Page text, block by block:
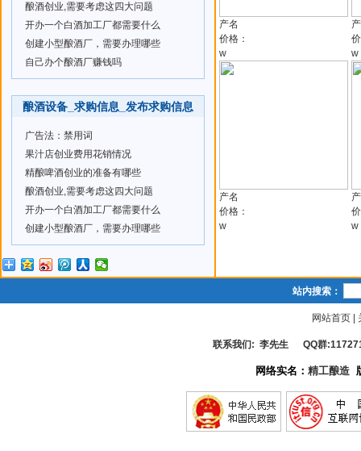
酿酒创业,需要考虑这四大问题
开办一个白酒加工厂都需要什么
创建小型酿酒厂，需要办理哪些
自己办个酿酒厂赚钱吗
酿酒设备_求购信息_发布求购信息
广告法：禁用词
果汁店创业费用花销情况
精酿啤酒创业的准备有哪些
酿酒创业,需要考虑这四大问题
开办一个白酒加工厂都需要什么
创建小型酿酒厂，需要办理哪些
产名
价格：
w
产名
价格：
w
w
w
站内搜索：
网站首页
联系我们: 李先生 QQ群
网络实名： 精工酿造